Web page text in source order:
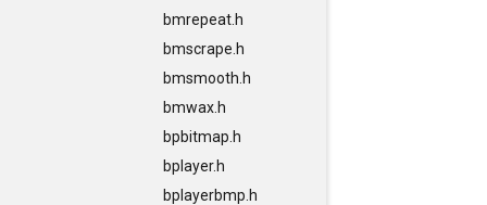
bmrepeat.h
bmscrape.h
bmsmooth.h
bmwax.h
bpbitmap.h
bplayer.h
bplayerbmp.h